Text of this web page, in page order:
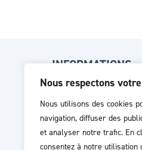
Nous respectons
Nous utilisons des cookies
navigation, diffuser des
et analyser notre trafic. En
consentez à notre utilisation
INFORMATIONS
Mentions légales
CGV